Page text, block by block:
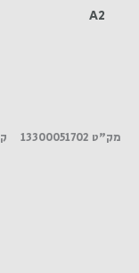
A2
מק"ט 13300051702